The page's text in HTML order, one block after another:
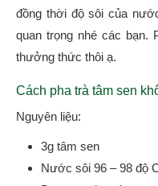
đồng thời độ sôi của
quan trọng nhé các bạn.
thưởng thức thôi ạ.
Cách pha trà tâm sen
Nguyên liệu:
3g tâm sen
Nước sôi 96 – 98 độ